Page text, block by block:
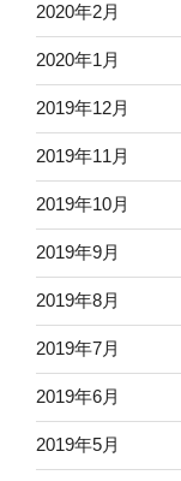
2020年2月
2020年1月
2019年12月
2019年11月
2019年10月
2019年9月
2019年8月
2019年7月
2019年6月
2019年5月